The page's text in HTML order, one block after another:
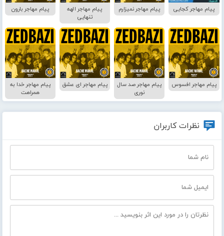
پیام مهاجر کجایی پیام مهاجر نمیزارم
پیام مهاجر الهه
تنهایی
پیام مهاجر بارون
پیام مهاجر افسوس
پیام مهاجر صد سال
نوری
پیام مهاجر ای عشق
پیام مهاجر خدا به
همراهت
نظرات کاربران